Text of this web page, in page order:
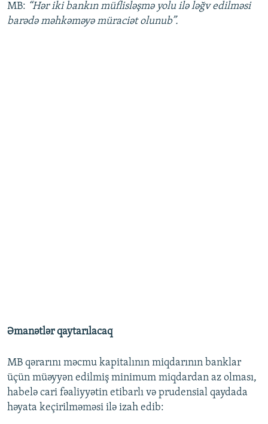
MB: “Hər iki bankın müflisləşmə yolu ilə ləğv edilməsi
barədə məhkəməyə müraciət olunub”.
Əmanətlər qaytarılacaq
MB qərarını məcmu kapitalının miqdarının banklar
üçün müəyyən edilmiş minimum miqdardan az olması,
habelə cari fəaliyyətin etibarlı və prudensial qaydada
həyata keçirilməməsi ilə izah edib: